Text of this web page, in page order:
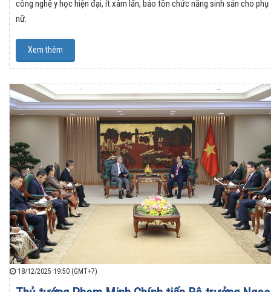
công nghệ y học hiện đại, ít xâm lấn, bảo tồn chức năng sinh sản cho phụ
nữ.
Xem thêm
18/12/2025 19:50 (GMT+7)